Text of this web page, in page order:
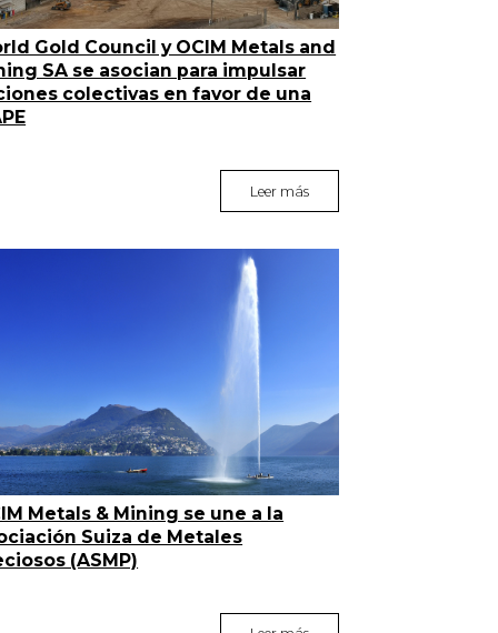
Gold Council y OCIM Metals and
SA se asocian para impulsar
colectivas en favor de una
Leer más
Metals & Mining se une a la
Suiza de Metales
(ASMP)